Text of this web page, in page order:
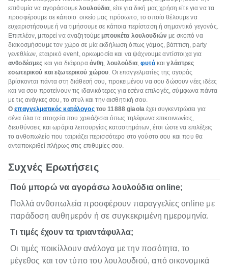
επιθυμία να αγοράσουμελουλούδια, είτε για δική μας χρήση είτε για να τα
προσφέρουμε σε κάποιο οικείο μας πρόσωπο, το οποίο θέλουμε να
ευχαριστήσουμε ή να τιμήσουμε σε κάποια περίσταση ή σημαντικό γεγονός.
Επιπλέον, μπορεί να αναζητούμε μπουκέτα λουλουδιών με σκοπό να
διακοσμήσουμε τον χώρο σε μία εκδήλωση όπως γάμος, βάπτιση, party
γενεθλίων, εταιρικό event, ορκωμοσία και να ψάχνουμε αντίστοιχα για
ανθοδέσμες και για διάφορα άνθη, λουλούδια,φυτάκαιγλάστρες
εσωτερικού και εξωτερικού χώρου. Οι επαγγελματίες της αγοράς
βρίσκονται πάντα στη διάθεσή σου, προκειμένου να σου δώσουν νέες ιδέες
και να σου προτείνουν τις ιδανικότερες για εσένα επιλογές, σύμφωνα πάντα
με τις ανάγκες σου, το στυλ και την αισθητική σου.
Οεπαγγελματικός κατάλογοςτου 11888giaola έχει συγκεντρώσει για
σένα όλα τα στοιχεία που χρειάζεσαι όπως τηλέφωνα επικοινωνίας,
διευθύνσεις και ωράρια λειτουργίας καταστημάτων, έτσι ώστε να επιλέξεις
το ανθοπωλείο που ταιριάζει περισσότερο στο γούστο σου και που θα
ανταποκριθεί πλήρως στις επιθυμίες σου.
Συχνές Ερωτήσεις
Πού μπορώ να αγοράσω λουλούδια online;
Πολλά ανθοπωλεία προσφέρουν παραγγελίες online με
παράδοση αυθημερόν ή σε συγκεκριμένη ημερομηνία.
Τι τιμές έχουν τα τριαντάφυλλα;
Οι τιμές ποικίλλουν ανάλογα με την ποσότητα, το
μέγεθος και τον τύπο του λουλουδιού, από οικονομικά